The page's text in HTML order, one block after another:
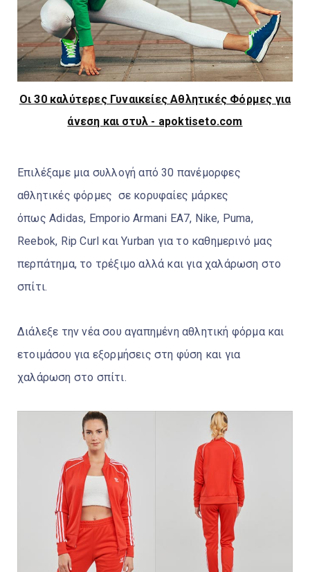
Οι 30 καλύτερες Γυναικείες Αθλητικές Φόρμες για
άνεση και στυλ - apoktiseto.com
Επιλέξαμε μια συλλογή από 30 πανέμορφες
αθλητικές φόρμες σε κορυφαίες μάρκες
όπως Adidas, Emporio Armani EA7, Nike, Puma,
Reebok, Rip Curl και Yurban για το καθημερινό μας
περπάτημα, το τρέξιμο αλλά και για χαλάρωση στο
σπίτι.
Διάλεξε την νέα σου αγαπημένη αθλητική φόρμα και
ετοιμάσου για εξορμήσεις στη φύση και για
χαλάρωση στο σπίτι.